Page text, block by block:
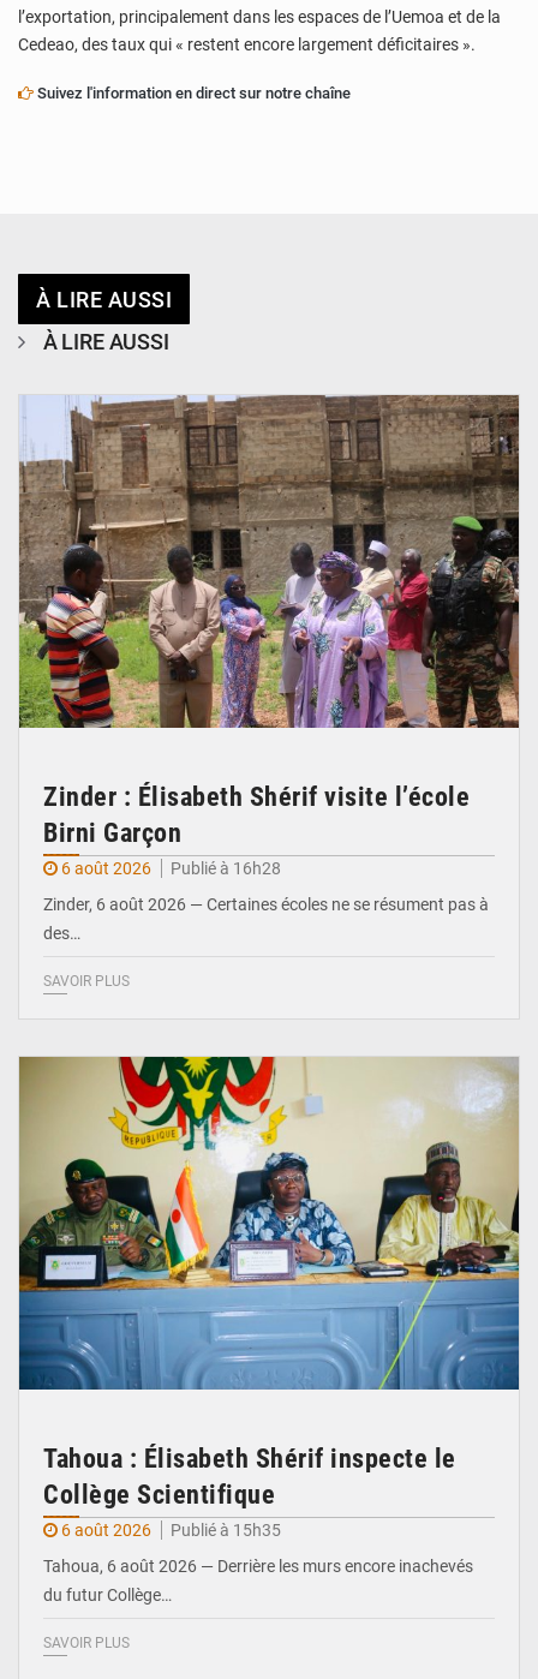
l’exportation, principalement dans les espaces de l’Uemoa et de la
Cedeao, des taux qui « restent encore largement déficitaires ».
Suivez l'information en direct sur notre chaîne
À LIRE AUSSI
À LIRE AUSSI
Zinder : Élisabeth Shérif visite l’école
Birni Garçon
6 août 2026
Publié à 16h28
Zinder, 6 août 2026 — Certaines écoles ne se résument pas à
des…
SAVOIR PLUS
Tahoua : Élisabeth Shérif inspecte le
Collège Scientifique
6 août 2026
Publié à 15h35
Tahoua, 6 août 2026 — Derrière les murs encore inachevés
du futur Collège…
SAVOIR PLUS